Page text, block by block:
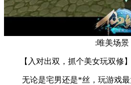
:唯美场景
【入对出双，抓个美女玩双修】
无论是宅男还是*丝，玩游戏最